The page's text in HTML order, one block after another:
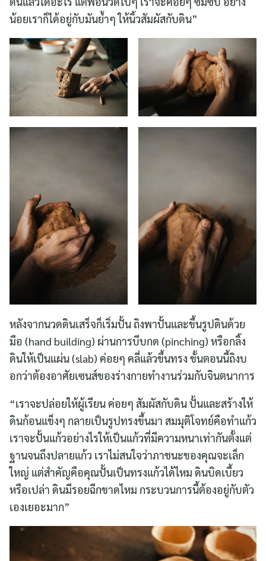
น้อยเราก็ได้อยู่กับมันย้ำๆ ให้นิ้วสัมผัสกับดิน”
หลังจากนวดดินเสร็จก็เริ่มปั้น ถิงพาปั้นและขึ้นรูปดินด้วย
มือ (hand building) ผ่านการบีบกด (pinching) หรือกลิ้ง
ดินให้เป็นแผ่น (slab) ค่อยๆ คลี่แล้วขึ้นทรง ขั้นตอนนี้ถิงบ
อกว่าต้องอาศัยเซนส์ของร่างกายทำงานร่วมกับจินตนาการ
“เราจะปล่อยให้ผู้เรียน ค่อยๆ สัมผัสกับดิน ปั้นและสร้างให้
ดินก้อนแข็งๆ กลายเป็นรูปทรงขึ้นมา สมมุติโจทย์คือทำแก้ว
เราจะปั้นแก้วอย่างไรให้เป็นแก้วที่มีความหนาเท่ากันตั้งแต่
ฐานจนถึงปลายแก้ว เราไม่สนใจว่าภาชนะของคุณจะเล็ก
ใหญ่ แต่สำคัญคือคุณปั้นเป็นทรงแก้วได้ไหม ดินบิดเบี้ยว
หรือเปล่า ดินมีรอยฉีกขาดไหม กระบวนการนี้ต้องอยู่กับตัว
เองเยอะมาก”